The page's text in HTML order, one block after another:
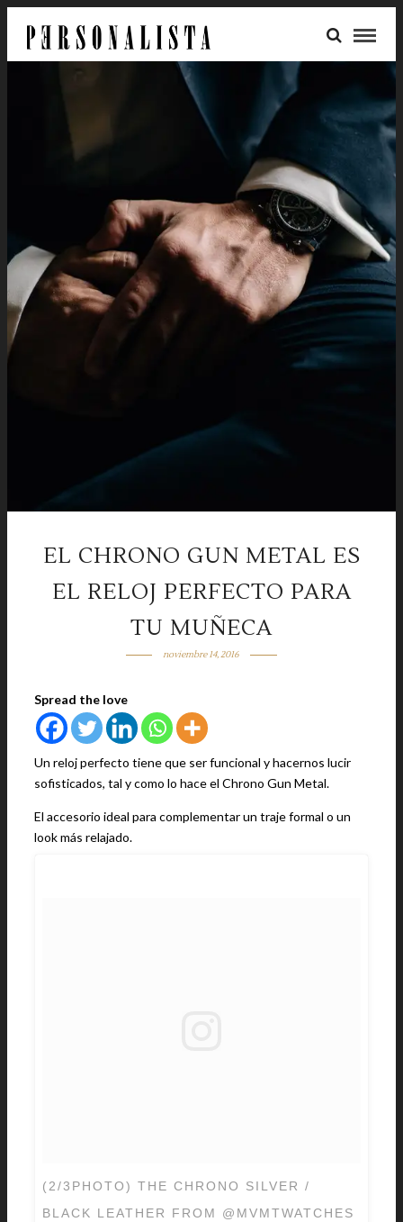
EL CHRONO GUN METAL ES
EL RELOJ PERFECTO PARA
TU MUÑECA
noviembre 14, 2016
Spread the love
Un reloj perfecto tiene que ser funcional y hacernos lucir
sofisticados, tal y como lo hace el Chrono Gun Metal.
El accesorio ideal para complementar un traje formal o un
look más relajado.
(2/3PHOTO) THE CHRONO SILVER /
BLACK LEATHER FROM @MVMTWATCHES